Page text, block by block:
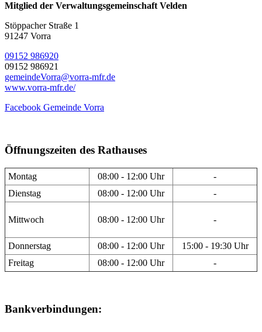
Mitglied der Verwaltungsgemeinschaft Velden
Stöppacher Straße 1
91247 Vorra
09152 986920
09152 986921
gemeindeVorra@vorra-mfr.de
www.vorra-mfr.de/
Facebook Gemeinde Vorra
Öffnungszeiten des Rathauses
Montag 08:00 - 12:00 Uhr
-
Dienstag
08:00 - 12:00 Uhr -
Mittwoch 08:00 - 12:00 Uhr -
Donnerstag 08:00 - 12:00 Uhr
15:00 - 19:30 Uhr
Freitag
08:00 - 12:00 Uhr -
Bankverbindungen: